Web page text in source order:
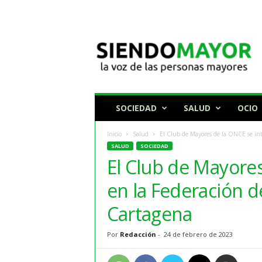
a
SOCIEDAD SALUD OCIO
Inicio Salud El Club de Mayores de la ONCE se
SALUD SOCIEDAD
El Club de
en la Federación
Cartagena
Por Redacción - 24 de febrero de 2023